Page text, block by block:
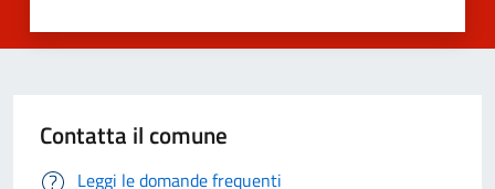
Contatta il comune
Leggi le domande frequenti